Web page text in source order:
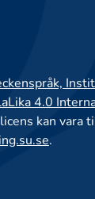
4.0
kan vara
.